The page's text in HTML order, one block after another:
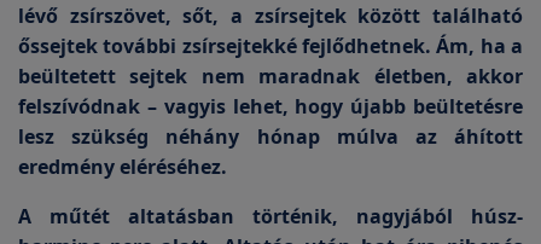
lévő zsírszövet, sőt, a zsírsejtek között található
őssejtek további zsírsejtekké fejlődhetnek. Ám, ha a
beültetett sejtek nem maradnak életben, akkor
felszívódnak – vagyis lehet, hogy újabb beültetésre
lesz szükség néhány hónap múlva az áhított
eredmény eléréséhez.
A műtét altatásban történik, nagyjából húsz-